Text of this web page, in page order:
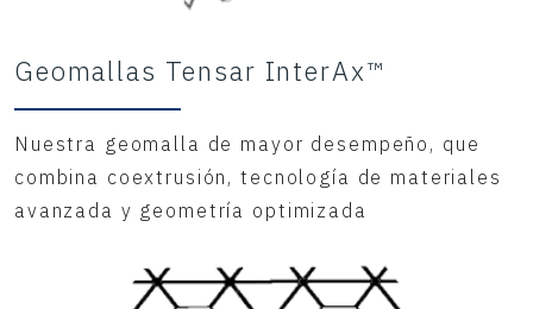
Geomallas Tensar InterAx™
Nuestra geomalla de mayor desempeño, que
combina coextrusión, tecnología de materiales
avanzada y geometría optimizada